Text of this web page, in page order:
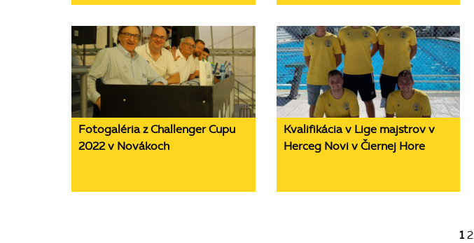
Fotogaléria z Challenger Cupu
2022 v Novákoch
Kvalifikácia v Lige majstrov v
Herceg Novi v Čiernej Hore
1 2